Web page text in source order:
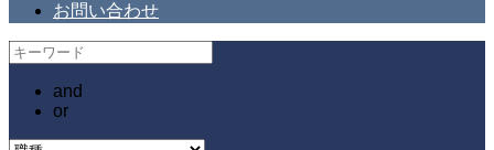
お問い合わせ
and
or